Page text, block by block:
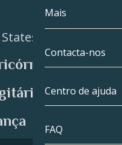
Touro
Cancro
Leo
Virgem
Celebridades
Mais
Tarot
Números de
Contacta-nos
Centro de ajuda
FAQ